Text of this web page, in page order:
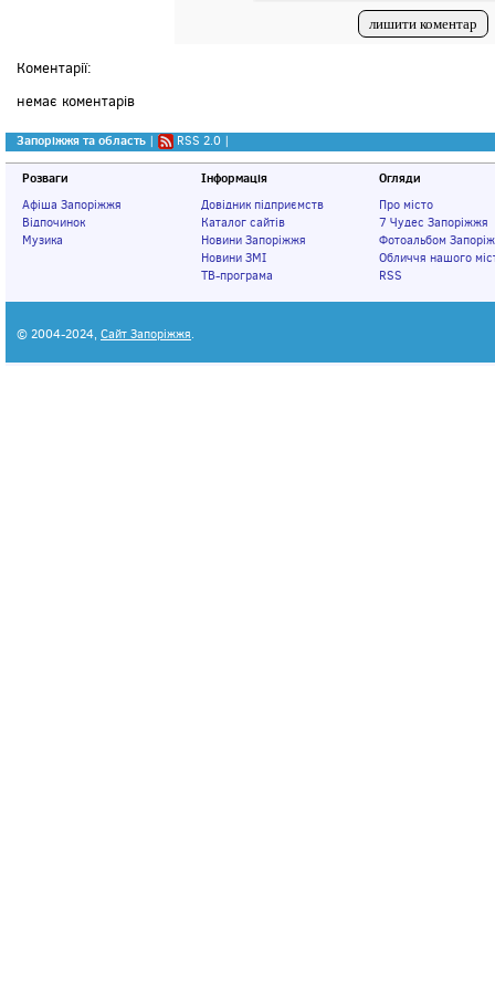
Коментарії:
немає коментарів
Запоріжжя та область | RSS 2.0 |
Розваги
Афіша Запоріжжя
Відпочинок
Музика
Інформація
Довідник підприємств
Каталог сайтів
Новини Запоріжжя
Новини ЗМІ
ТВ-програма
Огляди
Про місто
7 Чудес Запоріжжя
Фотоальбом
Обличчя нашого
RSS
© 2004-2024, Сайт Запоріжжя.